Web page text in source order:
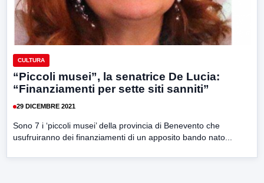
CULTURA
“Piccoli musei”, la senatrice De Lucia:
“Finanziamenti per sette siti sanniti”
29 DICEMBRE 2021
Sono 7 i ‘piccoli musei’ della provincia di Benevento che
usufruiranno dei finanziamenti di un apposito bando nato...